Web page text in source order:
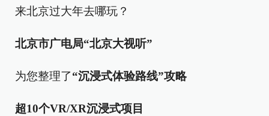
来北京过大年去哪玩？
北京市广电局“北京大视听”
为您整理了“沉浸式体验路线”攻略
超10个VR/XR沉浸式项目